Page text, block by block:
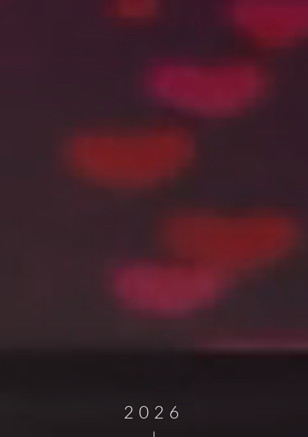
2026